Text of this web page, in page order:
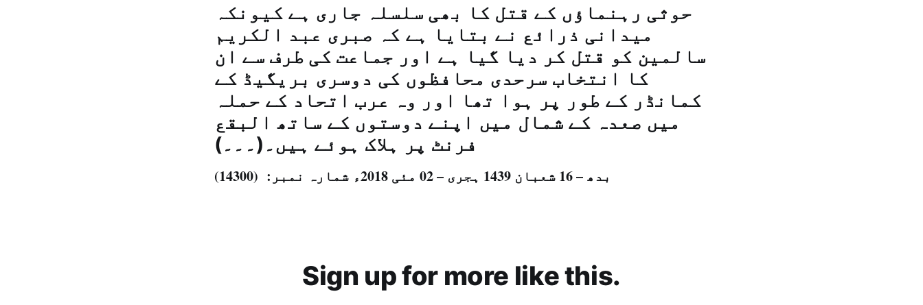
حوثی رہنماؤں کے قتل کا بھی سلسلہ جاری ہے کیونکہ
میدانی ذرائع نے بتایا ہے کہ صبری عبد الكريم
سالمين کو قتل کر دیا گیا ہے اور جماعت کی طرف سے ان
کا انتخاب سرحدی محافظوں کی دوسری بریگیڈ کے
کمانڈر کے طور پر ہوا تھا اور وہ عرب اتحاد کے حملہ
میں صعدہ کے شمال میں اپنے دوستوں کے ساتھ البقع
فرنٹ پر ہلاک ہوئے ہیں۔(۔۔۔)
بدھ – 16 شعبان 1439 ہجری – 02 مئی 2018ء شمارہ نمبر: (14300)
Sign up for more like this.